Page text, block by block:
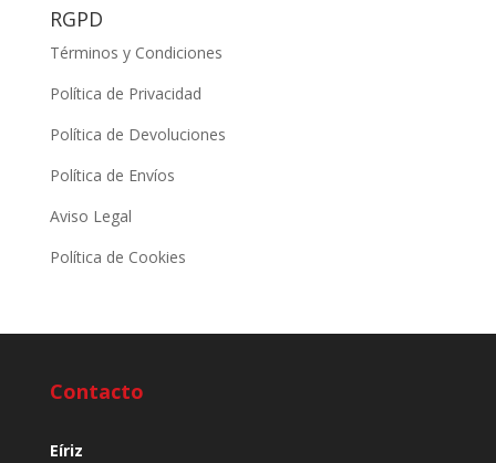
RGPD
Términos y Condiciones
Política de Privacidad
Política de Devoluciones
Política de Envíos
Aviso Legal
Política de Cookies
Contacto
Eíriz